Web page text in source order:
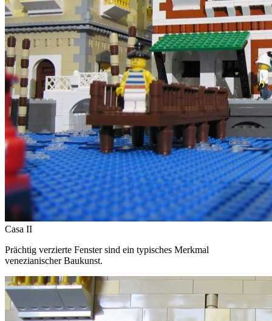
Casa II
Prächtig verzierte Fenster sind ein typisches Merkmal
venezianischer Baukunst.